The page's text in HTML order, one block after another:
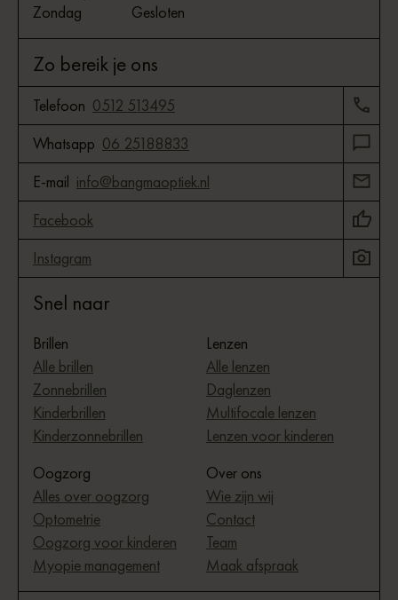
Zondag
Gesloten
Zo bereik je ons
Telefoon 0512 513495
Whatsapp 06 25188833
E-mail info@bangmaoptiek.nl
Facebook
Instagram
Snel naar
Brillen
Alle brillen
Zonnebrillen
Kinderbrillen
Kinderzonnebrillen
Lenzen
Alle lenzen
Daglenzen
Multifocale lenzen
Lenzen voor kinderen
Oogzorg
Alles over oogzorg
Optometrie
Oogzorg voor kinderen
Myopie management
Over ons
Wie zijn wij
Contact
Team
Maak afspraak